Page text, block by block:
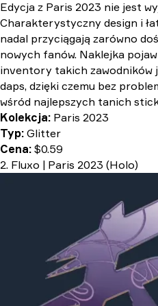
Edycja z Paris 2023 nie jest
Charakterystyczny design i
nadal przyciągają zarówno
nowych fanów. Naklejka
inventory takich zawodników
daps, dzięki czemu bez
wśród najlepszych tanich
Kolekcja: Paris 2023
Typ: Glitter
Cena: $0.59
2. Fluxo | Paris 2023 (Holo)